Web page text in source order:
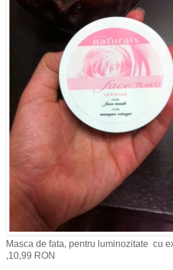
Masca de fata, pentru luminozitate cu
,10,99 RON